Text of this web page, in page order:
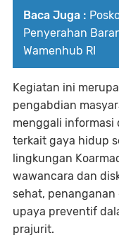
Baca Juga :
Penyerahan
Wamenhub RI
Kegiatan ini
pengabdian
menggali informasi
terkait gaya hidup
lingkungan
wawancara dan
sehat, penanganan
upaya preventif
prajurit.